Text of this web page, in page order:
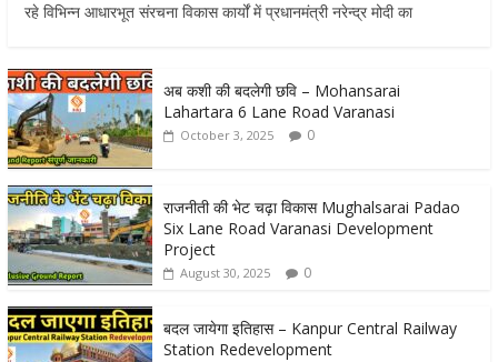
रहे विभिन्न आधारभूत संरचना विकास कार्यों में प्रधानमंत्री नरेन्द्र मोदी का
अब कशी की बदलेगी छवि – Mohansarai
Lahartara 6 Lane Road Varanasi
October 3, 2025 0
राजनीती की भेट चढ़ा विकास Mughalsarai Padao
Six Lane Road Varanasi Development
Project
August 30, 2025 0
बदल जायेगा इतिहास – Kanpur Central Railway
Station Redevelopment